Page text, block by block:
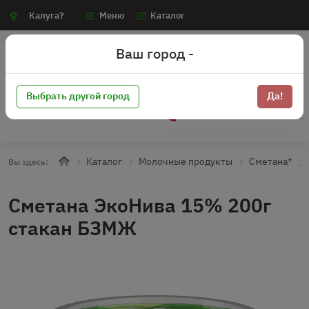
Калуга? Меню Каталог
Вы здесь: Каталог Молочные продукты Сметана*
Сметана ЭкоНива 15% 200г
стакан БЗМЖ
Ваш город -
Выбрать другой город Да!